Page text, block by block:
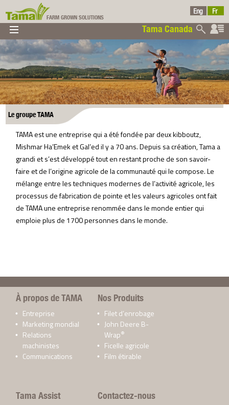
Tama Canada
FARM GROWN SOLUTIONS
Tama Canada
▼
▼
▼
▼
Le groupe TAMA
TAMA est une entreprise qui a été fondée par deux kibboutz,
Mishmar Ha’Emek et Gal’ed il y a 70 ans. Depuis sa création, Tama a
grandi et s’est développé tout en restant proche de son savoir-
faire et de l’origine agricole de la communauté qui le compose. Le
mélange entre les techniques modernes de l’activité agricole, les
processus de fabrication de pointe et les valeurs agricoles ont fait
de TAMA une entreprise renommée dans le monde entier qui
emploie plus de 1700 personnes dans le monde.
À propos de TAMA
Entreprise
Marketing mondial
Relations
machinistes
Communications
Nos Produits
Filet d’enrobage
John Deere B-
Wrap®
Ficelle agricole
Film étirable
Tama Assist
Contactez-nous